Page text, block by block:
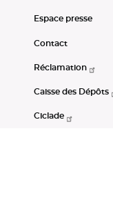
Espace presse
Contact
Réclamation
Caisse des Dépôts
Ciclade